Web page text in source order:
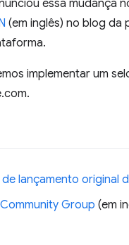
essa mudança
(em inglês) no blog da
implementar um
lançamento original
Group (em